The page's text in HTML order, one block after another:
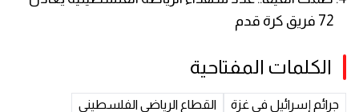
72 فريق كرة قدم
الكلمات المفتاحية
جرائم إسرائيل في غزة
القطاع الرياضي الفلسطيني